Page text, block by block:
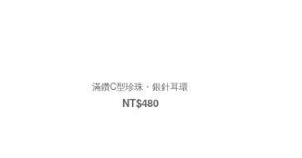
滿鑽C型珍珠・銀針耳環
NT$480